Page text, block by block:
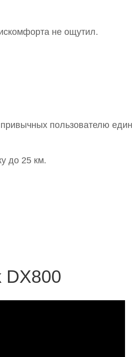
не ощутил.
пользователю
до 25 км.
DX800